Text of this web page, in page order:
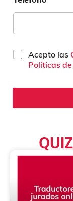
C
l
a
Acepto las
Políticas